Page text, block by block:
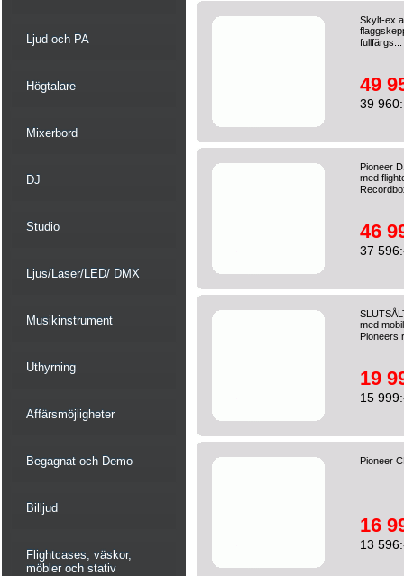
Ljud och PA
Högtalare
Mixerbord
DJ
Studio
Ljus/Laser/LED/ DMX
Musikinstrument
Uthyrning
Affärsmöjligheter
Begagnat och Demo
Billjud
Flightcases, väskor,
möbler och stativ
Skylt-ex
fullfärgs...
49
39
Pioneer
med
46
37
med
Pioneers
19
15
Pioneer
16
13